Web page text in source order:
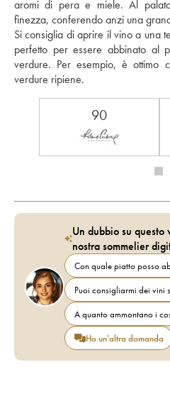
aromi di pera e miele. Al
finezza, conferendo anzi una
Si consiglia di aprire il vino a una
perfetto per essere abbinato al
verdure. Per esempio, è ottimo
90
Un dubbio su
nostra sommelier
Con quale piatto posso
Puoi consigliarmi dei vini
A quanto ammontano i
Ho un'altra domanda